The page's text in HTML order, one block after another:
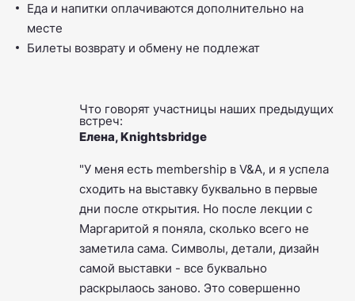
Еда и напитки оплачиваются дополнительно на
месте
Билеты возврату и обмену не подлежат
Что говорят участницы наших предыдущих
встреч:
Елена, Knightsbridge
"У меня есть membership в V&A, и я успела
сходить на выставку буквально в первые
дни после открытия. Но после лекции с
Маргаритой я поняла, сколько всего не
заметила сама. Символы, детали, дизайн
самой выставки - все буквально
раскрылаось заново. Это совершенно